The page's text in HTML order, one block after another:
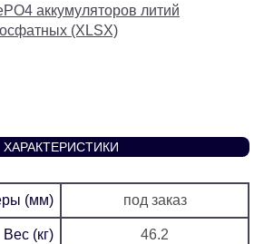
аккумуляторов литий
(XLSX)
ХАРАКТЕРИСТИКИ
(мм) под заказ
Вес (кг) 46.2